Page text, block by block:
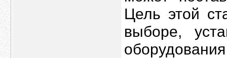
Цель этой
выборе,
оборудования